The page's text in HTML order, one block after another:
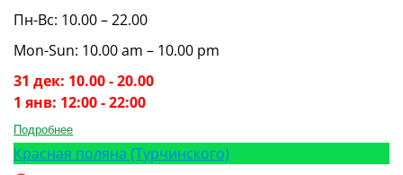
Пн-Вс: 10.00 – 22.00
Mon-Sun: 10.00 am – 10.00 pm
31 дек: 10.00 - 20.00
1 янв: 12:00 - 22:00
Подробнее
Красная поляна (Турчинского)